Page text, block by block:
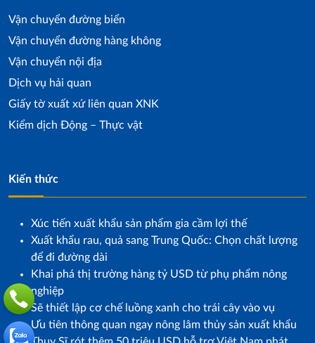
Vận chuyển đường biển
Vận chuyển đường hàng không
Vận chuyển nội địa
Dịch vụ hải quan
Giấy tờ xuất xứ liên quan XNK
Kiểm dịch Động – Thực vật
Kiến thức
Xúc tiến xuất khẩu sản phẩm gia cầm lợi thế
Xuất khẩu rau, quả sang Trung Quốc: Chọn chất lượng
để đi đường dài
Khai phá thị trường hàng tỷ USD từ phụ phẩm nông
nghiệp
Sẽ thiết lập cơ chế luồng xanh cho trái cây vào vụ
Ưu tiên thông quan ngay nông lâm thủy sản xuất khẩu